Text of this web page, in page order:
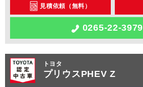
見積依頼（無料）
0265-22-3979
トヨタ
プリウスPHEV Z